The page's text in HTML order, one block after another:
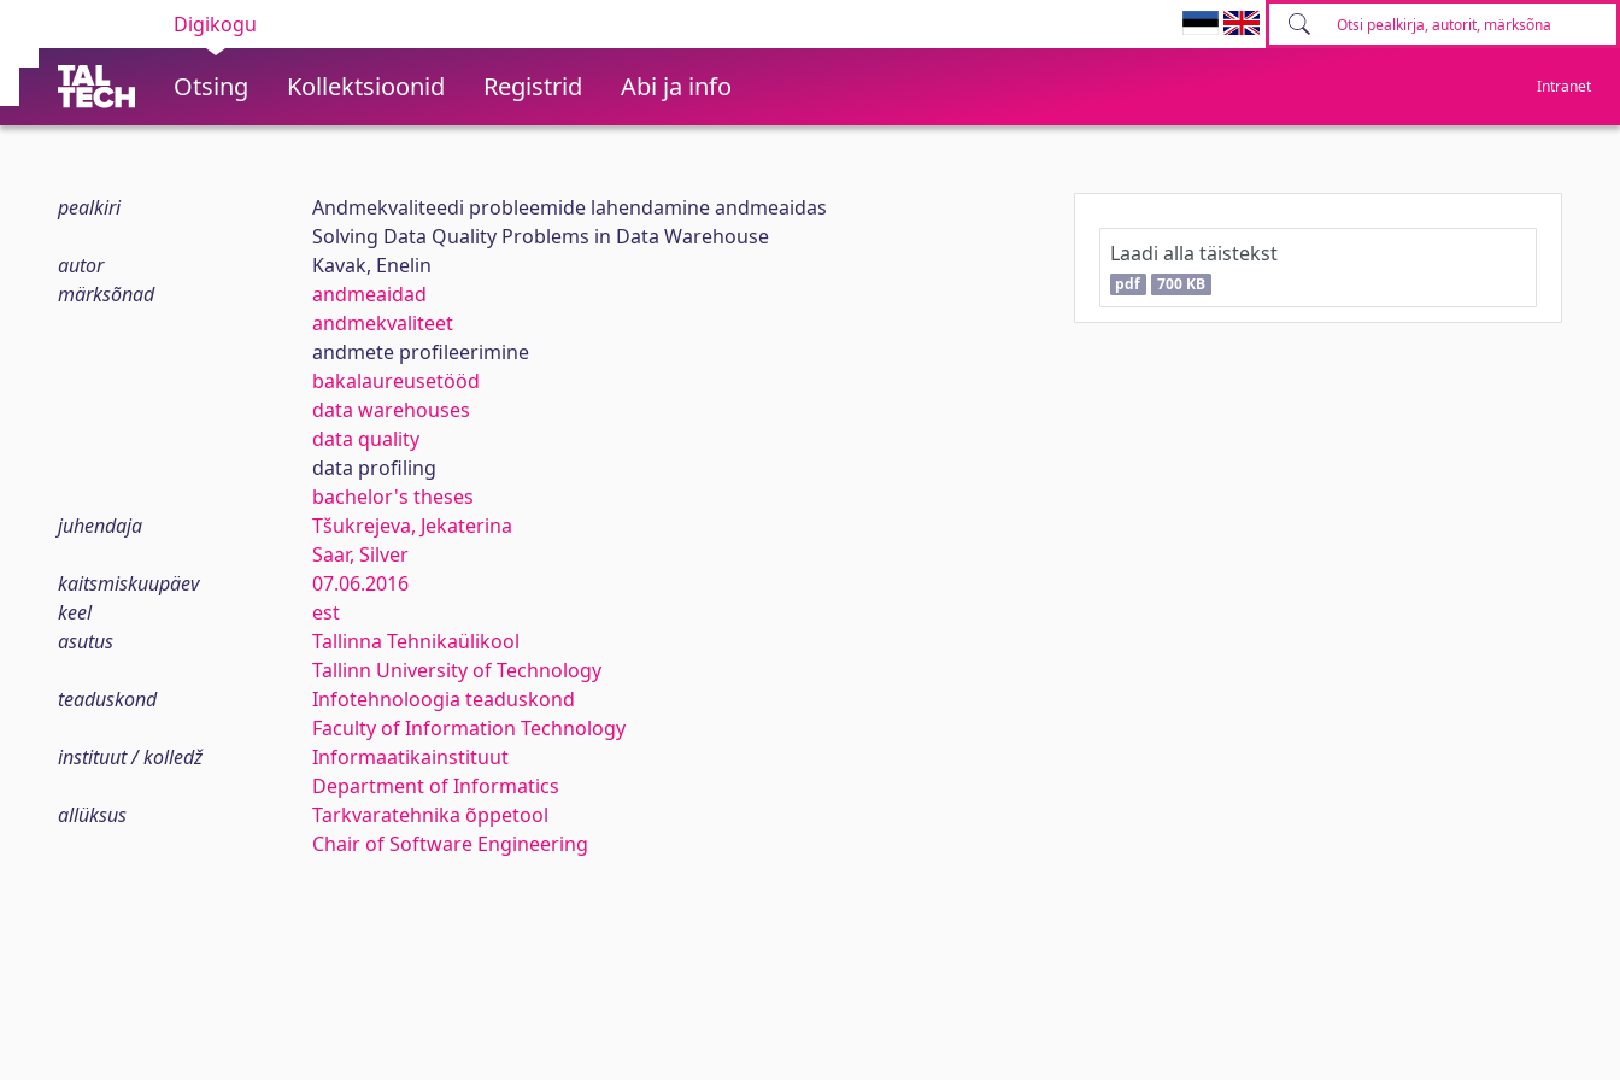
Digikogu
Otsing Kollektsioonid Registrid Abi ja info Intranet
pealkiri
Andmekvaliteedi probleemide lahendamine andmeaidas
Solving Data Quality Problems in Data Warehouse
autor
Kavak, Enelin
märksõnad
andmeaidad
andmekvaliteet
andmete profileerimine
bakalaureusetööd
data warehouses
data quality
data profiling
bachelor's theses
juhendaja
Tšukrejeva, Jekaterina
Saar, Silver
kaitsmiskuupäev
07.06.2016
keel
est
asutus
Tallinna Tehnikaülikool
Tallinn University of Technology
teaduskond
Infotehnoloogia teaduskond
Faculty of Information Technology
instituut / kolledž
Informaatikainstituut
Department of Informatics
allüksus
Tarkvaratehnika õppetool
Chair of Software Engineering
Laadi alla täistekst
pdf 700 KB